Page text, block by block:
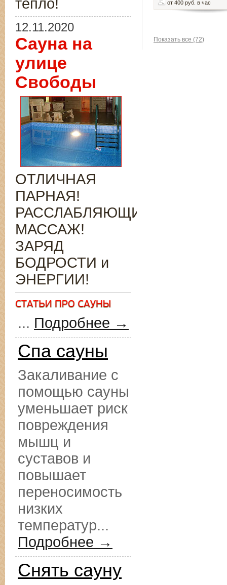
от 400 руб. в час
Показать все (72)
тепло!
12.11.2020
Сауна на
улице
Свободы
ОТЛИЧНАЯ
ПАРНАЯ!
РАССЛАБЛЯЮЩИЙ
МАССАЖ!
ЗАРЯД
БОДРОСТИ и
ЭНЕРГИИ!
... Подробнее →
Спа сауны
Закаливание с
помощью сауны
уменьшает риск
повреждения
мышц и
суставов и
повышает
переносимость
низких
температур...
Подробнее →
Снять сауну